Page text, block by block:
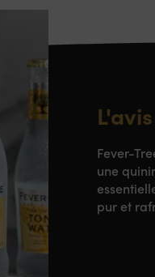
Fever-
une
pur et